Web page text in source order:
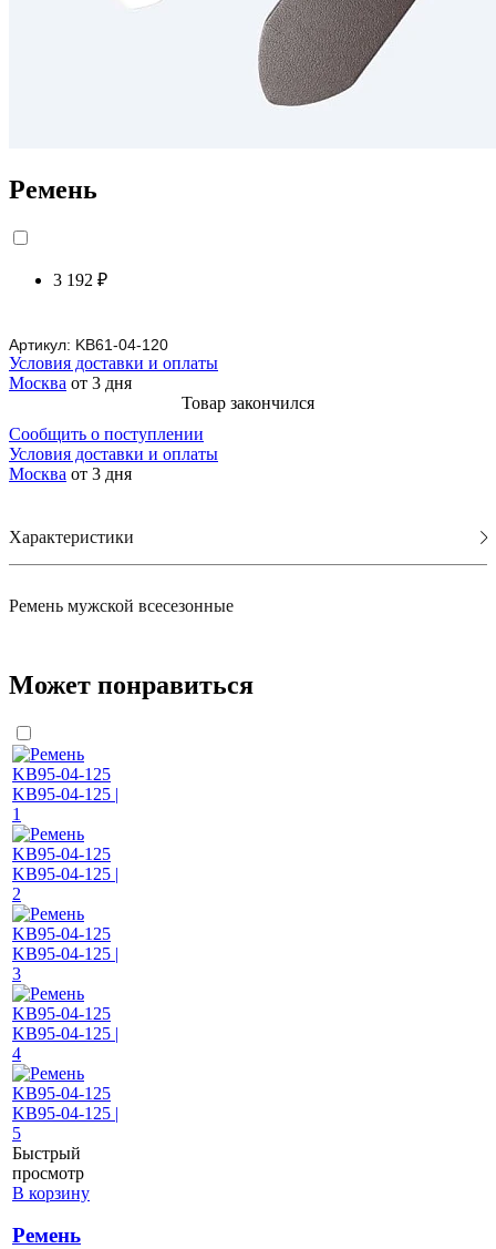
Ремень
3 192 ₽
Артикул: KB61-04-120
Условия доставки и оплаты
Москва от 3 дня
Товар закончился
Сообщить о поступлении
Условия доставки и оплаты
Москва от 3 дня
Характеристики
Ремень мужской всесезонные
Может понравиться
Быстрый
просмотр
В корзину
Ремень